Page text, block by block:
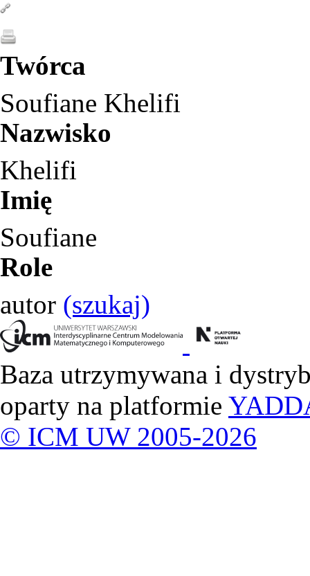
Twórca
Soufiane Khelifi
Nazwisko
Khelifi
Imię
Soufiane
Role
autor (szukaj)
Baza utrzymywana i
oparty na platformie
© ICM UW 2005-2026